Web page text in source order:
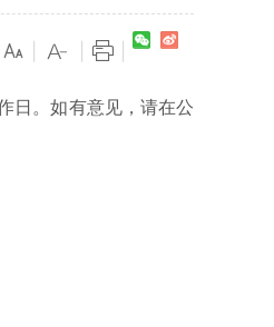
日。如有意见，请在公